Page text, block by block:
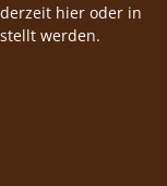
hier oder in
werden.